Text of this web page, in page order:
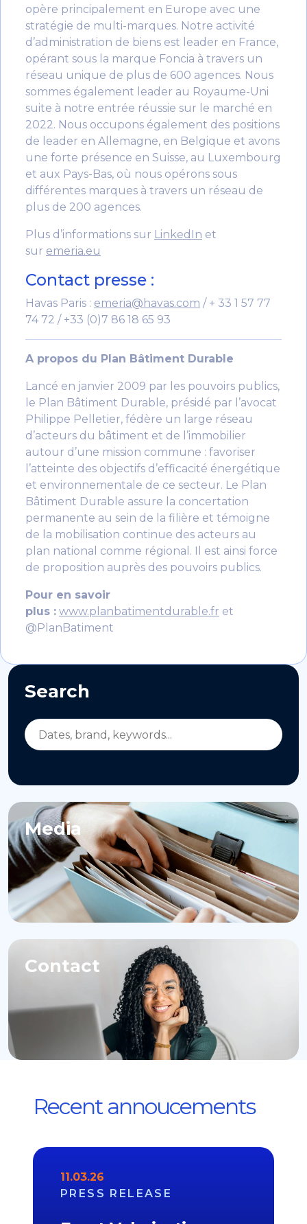
opère principalement en Europe avec une
stratégie de multi-marques. Notre activité
d’administration de biens est leader en France,
opérant sous la marque Foncia à travers un
réseau unique de plus de 600 agences. Nous
sommes également leader au Royaume-Uni
suite à notre entrée réussie sur le marché en
2022. Nous occupons également des positions
de leader en Allemagne, en Belgique et avons
une forte présence en Suisse, au Luxembourg
et aux Pays-Bas, où nous opérons sous
différentes marques à travers un réseau de
plus de 200 agences.
Plus d’informations sur LinkedIn et
sur emeria.eu
Contact presse :
Havas Paris : emeria@havas.com / + 33 1 57 77
74 72 / +33 (0)7 86 18 65 93
A propos du Plan Bâtiment Durable
Lancé en janvier 2009 par les pouvoirs publics,
le Plan Bâtiment Durable, présidé par l’avocat
Philippe Pelletier, fédère un large réseau
d’acteurs du bâtiment et de l’immobilier
autour d’une mission commune : favoriser
l’atteinte des objectifs d’efficacité énergétique
et environnementale de ce secteur. Le Plan
Bâtiment Durable assure la concertation
permanente au sein de la filière et témoigne
de la mobilisation continue des acteurs au
plan national comme régional. Il est ainsi force
de proposition auprès des pouvoirs publics.
Pour en savoir
plus : www.planbatimentdurable.fr et
@PlanBatiment
Search
Media
Contact
Recent annoucements
11.03.26
PRESS RELEASE